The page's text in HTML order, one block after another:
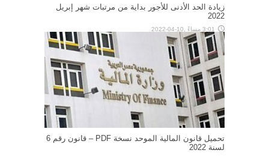
زيادة الحد الأدنى للأجور بداية من مرتبات شهر إبريل
2022
3:01 مساءً ,10-04-2022
تحميل قانون المالية الموحد نسخة PDF – قانون رقم 6
لسنة 2022